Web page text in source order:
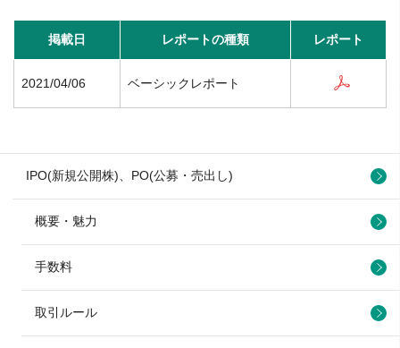
掲載日 レポートの種類 レポート
2021/04/06 ベーシックレポート
IPO(新規公開株)、PO(公募・売出し)
概要・魅力
手数料
取引ルール